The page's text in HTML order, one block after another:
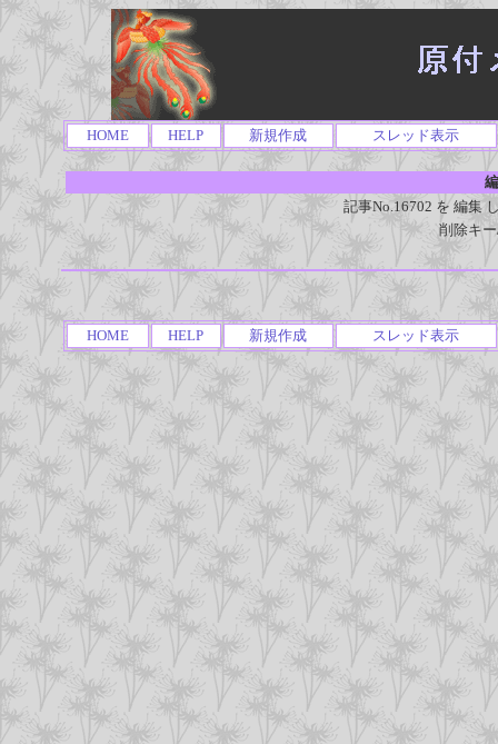
HOME HELP 新規作成 スレッド表示
記事No.16702 を 編集
削除キ
HOME HELP 新規作成 スレッド表示